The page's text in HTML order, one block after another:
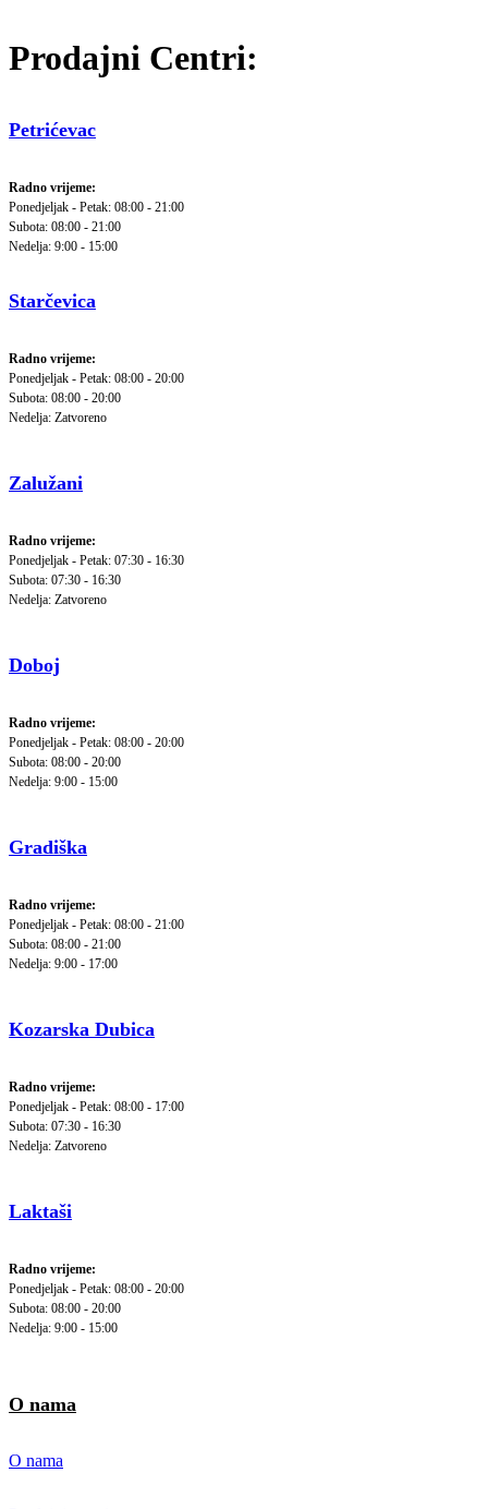
Prodajni Centri:
Petrićevac
Radno vrijeme:
Ponedjeljak - Petak: 08:00 - 21:00
Subota: 08:00 - 21:00
Nedelja: 9:00 - 15:00
Starčevica
Radno vrijeme:
Ponedjeljak - Petak: 08:00 - 20:00
Subota: 08:00 - 20:00
Nedelja: Zatvoreno
Zalužani
Radno vrijeme:
Ponedjeljak - Petak: 07:30 - 16:30
Subota: 07:30 - 16:30
Nedelja: Zatvoreno
Doboj
Radno vrijeme:
Ponedjeljak - Petak: 08:00 - 20:00
Subota: 08:00 - 20:00
Nedelja: 9:00 - 15:00
Gradiška
Radno vrijeme:
Ponedjeljak - Petak: 08:00 - 21:00
Subota: 08:00 - 21:00
Nedelja: 9:00 - 17:00
Kozarska Dubica
Radno vrijeme:
Ponedjeljak - Petak: 08:00 - 17:00
Subota: 07:30 - 16:30
Nedelja: Zatvoreno
Laktaši
Radno vrijeme:
Ponedjeljak - Petak: 08:00 - 20:00
Subota: 08:00 - 20:00
Nedelja: 9:00 - 15:00
O nama
O nama